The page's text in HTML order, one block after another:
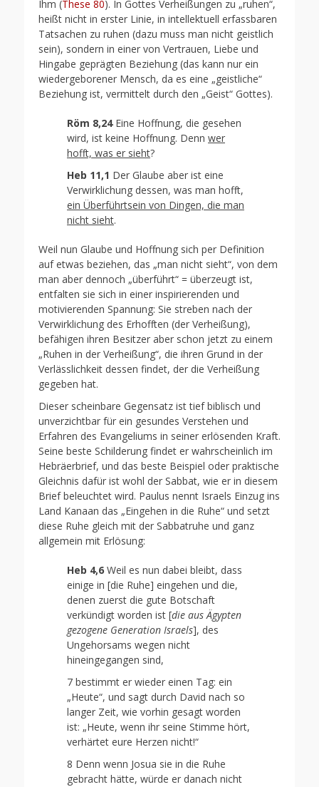
Ihm (These 80). In Gottes Verheißungen zu „ruhen“,
heißt nicht in erster Linie, in intellektuell erfassbaren
Tatsachen zu ruhen (dazu muss man nicht geistlich
sein), sondern in einer von Vertrauen, Liebe und
Hingabe geprägten Beziehung (das kann nur ein
wiedergeborener Mensch, da es eine „geistliche“
Beziehung ist, vermittelt durch den „Geist“ Gottes).
Röm 8,24Eine Hoffnung, die gesehen
wird, ist keine Hoffnung. Denn wer
hofft, was er sieht?
Heb 11,1 Der Glaube aber ist eine
Verwirklichung dessen, was man hofft,
ein Überführtsein von Dingen, die man
nicht sieht.
Weil nun Glaube und Hoffnung sich per Definition
auf etwas beziehen, das „man nicht sieht“, von dem
man aber dennoch „überführt“ = überzeugt ist,
entfalten sie sich in einer inspirierenden und
motivierenden Spannung: Sie streben nach der
Verwirklichung des Erhofften (der Verheißung),
befähigen ihren Besitzer aber schon jetzt zu einem
„Ruhen in der Verheißung“, die ihren Grund in der
Verlässlichkeit dessen findet, der die Verheißung
gegeben hat.
Dieser scheinbare Gegensatz ist tief biblisch und
unverzichtbar für ein gesundes Verstehen und
Erfahren des Evangeliums in seiner erlösenden Kraft.
Seine beste Schilderung findet er wahrscheinlich im
Hebräerbrief, und das beste Beispiel oder praktische
Gleichnis dafür ist wohl der Sabbat, wie er in diesem
Brief beleuchtet wird. Paulus nennt Israels Einzug ins
Land Kanaan das „Eingehen in die Ruhe“ und setzt
diese Ruhe gleich mit der Sabbatruhe und ganz
allgemein mit Erlösung:
Heb 4,6 Weil es nun dabei bleibt, dass
einige in [die Ruhe] eingehen und die,
denen zuerst die gute Botschaft
verkündigt worden ist [die aus Ägypten
gezogene Generation Israels], des
Ungehorsams wegen nicht
hineingegangen sind,
7 bestimmt er wieder einen Tag: ein
„Heute“, und sagt durch David nach so
langer Zeit, wie vorhin gesagt worden
ist: „Heute, wenn ihr seine Stimme hört,
verhärtet eure Herzen nicht!“
8 Denn wenn Josua sie in die Ruhe
gebracht hätte, würde er danach nicht